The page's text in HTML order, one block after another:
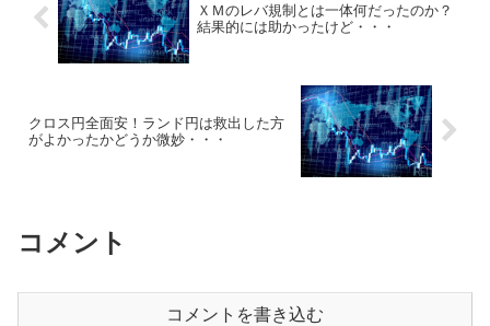
ＸＭのレバ規制とは一体何だったのか？
結果的には助かったけど・・・
クロス円全面安！ランド円は救出した方
がよかったかどうか微妙・・・
コメント
コメントを書き込む